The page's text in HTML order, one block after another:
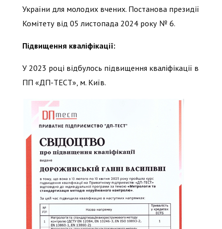
України для молодих вчених. Постанова президії
Комітету від 05 листопада 2024 року № 6.
Підвищення кваліфікації:
У 2023 році відбулось підвищення кваліфікації в
ПП «ДП-ТЕСТ», м. Київ.